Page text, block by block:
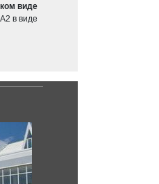
виде
в виде